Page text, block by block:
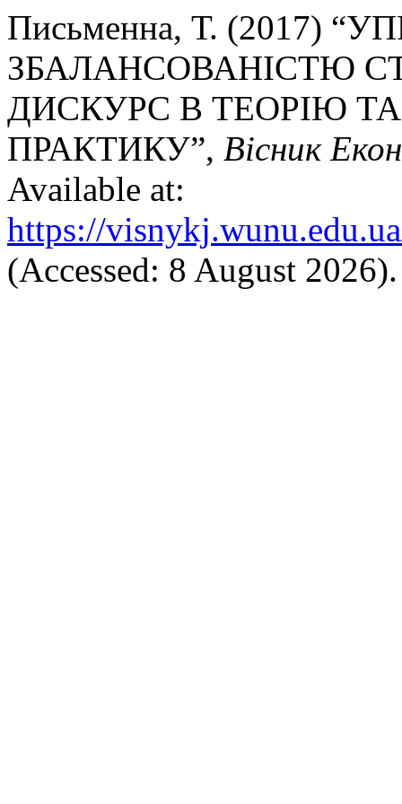
Письменна, Т. (2017)
ЗБАЛАНСОВАНІСТЮ
ДИСКУРС В ТЕОРІЮ
ПРАКТИКУ”, Вісник
Available at:
https://
(Accessed: 8 August 2026).